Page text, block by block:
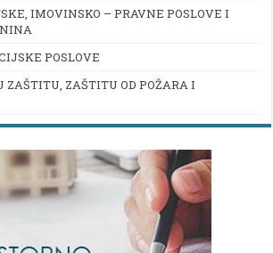
IMOVINSKO – PRAVNE POSLOVE I
POSLOVE
ZAŠTITU OD POŽARA I